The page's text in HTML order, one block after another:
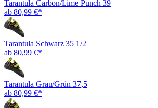
Tarantula Carbon/Lime Punch 39
ab 80,99 €*
Tarantula Schwarz 35 1/2
ab 80,99 €*
Tarantula Grau/Grün 37,5
ab 80,99 €*